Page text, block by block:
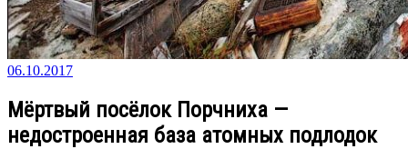
06.10.2017
Мёртвый посёлок Порчниха —
недостроенная база атомных подлодок